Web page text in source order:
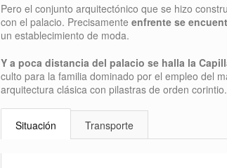
Pero el conjunto arquitectónico que se hizo
con el palacio. Precisamenteenfrente se
un establecimiento de moda.
Y a poca distancia del palacio se halla la
culto para la familia dominado por el empleo del
arquitectura clásica con pilastras de orden corintio.
Situación Transporte